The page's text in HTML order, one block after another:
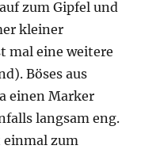
zum Gipfel und
kleiner
mal eine weitere
Böses aus
einen Marker
langsam eng.
einmal zum